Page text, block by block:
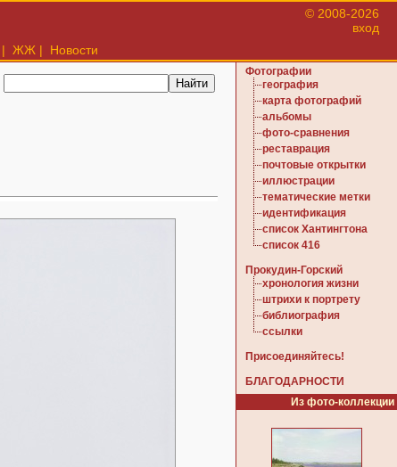
© 2008-2026
вход
| ЖЖ | Новости
Фотографии
география
карта фотографий
альбомы
фото-сравнения
реставрация
почтовые открытки
иллюстрации
тематические метки
идентификация
список Хантингтона
список 416
Прокудин-Горский
хронология жизни
штрихи к портрету
библиография
ссылки
Присоединяйтесь!
БЛАГОДАРНОСТИ
Из фото-коллекции